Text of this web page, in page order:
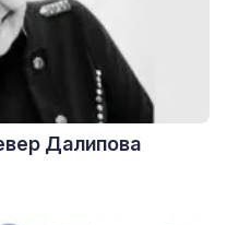
Далипова